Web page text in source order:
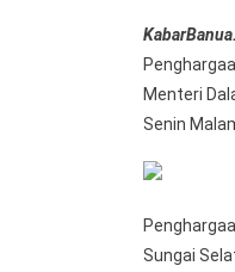
Menteri
Senin
Sungai